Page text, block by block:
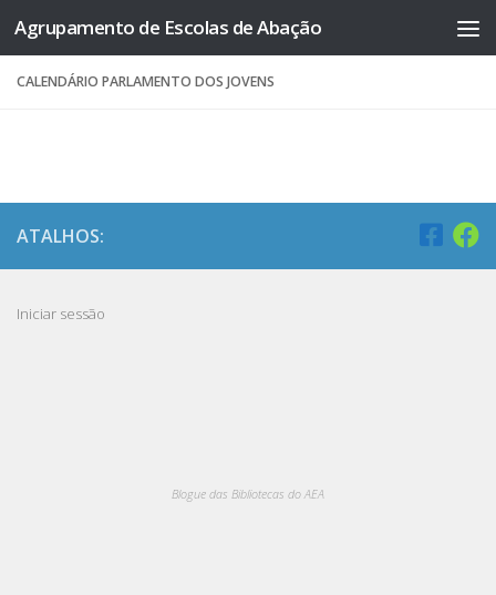
Skip to content
Agrupamento de Escolas de Abação
CALENDÁRIO PARLAMENTO DOS JOVENS
ATALHOS:
Iniciar sessão
Blogue das Bibliotecas do AEA